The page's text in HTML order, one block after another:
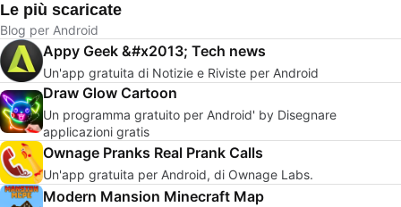
Le più scaricate
Blog per Android
Appy Geek &#x2013; Tech news
Un'app gratuita di Notizie e Riviste per Android
Draw Glow Cartoon
Un programma gratuito per Android' by Disegnare
applicazioni gratis
Ownage Pranks Real Prank Calls
Un'app gratuita per Android, di Ownage Labs.
Modern Mansion Minecraft Map